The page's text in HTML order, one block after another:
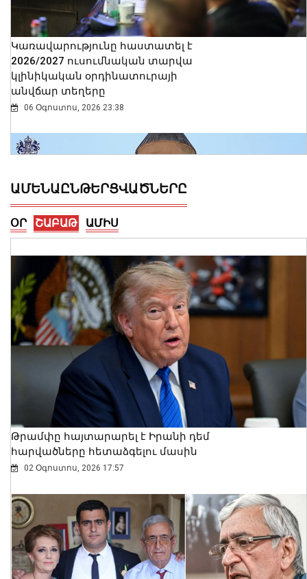
Կառավարությունը հաստատել է
2026/2027 ուսումնական տարվա
կլինիկական օրդինատուրայի
անվճար տեղերը
06 Օգոստոս, 2026 23:38
Ալեքսանդրա Քոուլը շարունակում է
բացահայտել Հայաստանը․ Մեծ
Բրիտանիայի դեսպանը հայերեն է
խոսում․ տեսանյութ
06 Օգոստոս, 2026 23:30
ԱՄԵՆԱԸՆԹԵՐՑՎԱԾՆԵՐԸ
ՕՐ ՇԱԲԱԹ ԱՄԻՍ
Թրամփը հայտարարել է Իրանի դեմ
հարվածները հետաձգելու մասին
02 Օգոստոս, 2026 17:57